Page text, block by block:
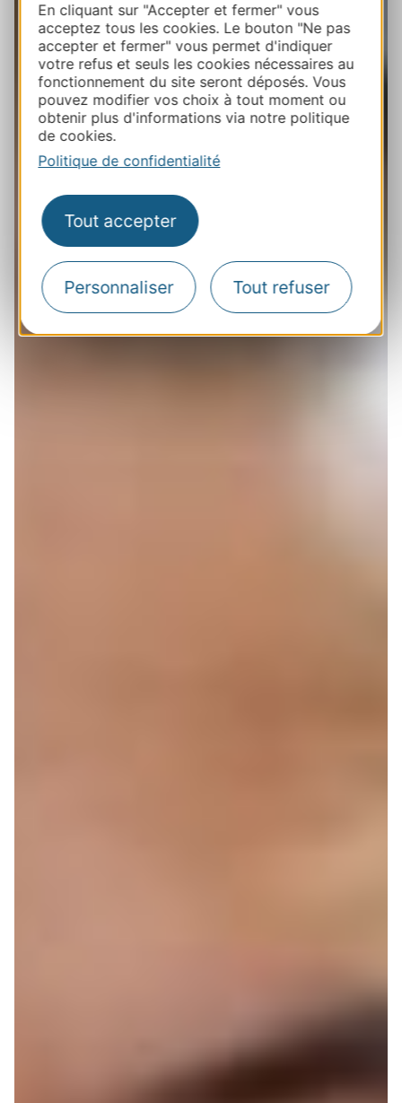
En cliquant sur "Accepter et fermer" vous
acceptez tous les cookies. Le bouton "Ne pas
accepter et fermer" vous permet d'indiquer
votre refus et seuls les cookies nécessaires au
fonctionnement du site seront déposés. Vous
pouvez modifier vos choix à tout moment ou
obtenir plus d'informations via notre politique
de cookies.
Politique de confidentialité
Tout accepter
Personnaliser Tout refuser